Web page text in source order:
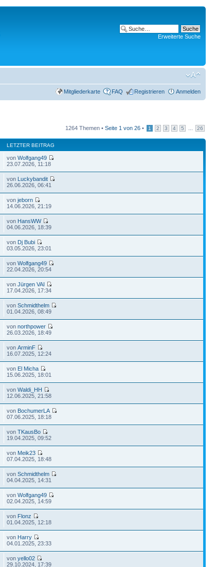
Erweiterte Suche
Mitgliederkarte FAQ Registrieren Anmelden
1264 Themen • Seite 1 von 26 • 1 2 3 4 5 26
LETZTER BEITRAG
vonWolfgang49
23.07.2026, 11:18
von Luckybandit
26.06.2026, 06:41
vonjeborn
14.06.2026, 21:19
von HansWW
04.06.2026, 18:39
von Dj Bubi
03.05.2026, 23:01
vonWolfgang49
22.04.2026, 20:54
vonJürgen VAI
17.04.2026, 17:34
vonSchmidthelm
01.04.2026, 08:49
vonnorthpower
26.03.2026, 18:49
vonArminF
16.07.2025, 12:24
von El Micha
15.06.2025, 18:01
vonWaldi_HH
12.06.2025, 21:58
von BochumerLA
07.06.2025, 18:18
vonTKausBo
19.04.2025, 09:52
von Meik23
07.04.2025, 18:48
vonSchmidthelm
04.04.2025, 14:31
vonWolfgang49
02.04.2025, 14:59
von Flonz
01.04.2025, 12:18
von Harry
04.01.2025, 23:33
vonyello02
29.10.2024, 17:39